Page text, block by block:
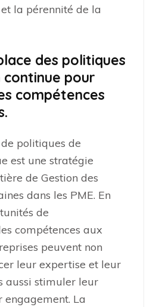
la pérennité de la
des politiques
pour
compétences
politiques de
est une stratégie
de Gestion des
dans les PME. En
de
compétences aux
peuvent non
leur expertise et leur
aussi stimuler leur
La